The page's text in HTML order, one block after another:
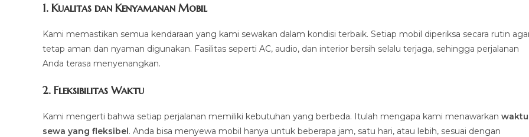
1. Kualitas dan Kenyamanan Mobil
Kami memastikan semua kendaraan yang kami sewakan dalam kondisi terbaik. Setiap mobil diperiksa secara rutin
tetap aman dan nyaman digunakan. Fasilitas seperti AC, audio, dan interior bersih selalu terjaga, sehingga perjalanan
Anda terasa menyenangkan.
2. Fleksibilitas Waktu
Kami mengerti bahwa setiap perjalanan memiliki kebutuhan yang berbeda. Itulah mengapa kami menawarkan waktu
sewa yang fleksibel. Anda bisa menyewa mobil hanya untuk beberapa jam, satu hari, atau lebih, sesuai dengan